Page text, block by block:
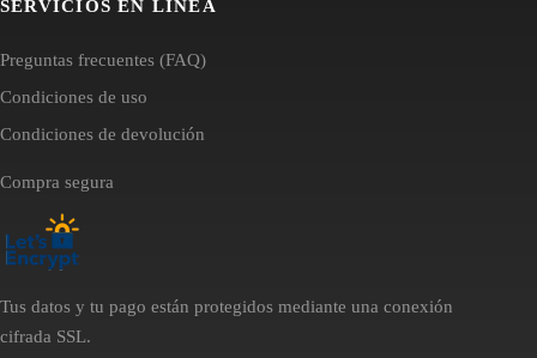
SERVICIOS EN LÍNEA
Preguntas frecuentes (FAQ)
Condiciones de uso
Condiciones de devolución
Compra segura
Tus datos y tu pago están protegidos mediante una conexión
cifrada SSL.